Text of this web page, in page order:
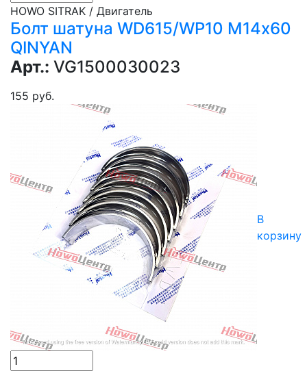
HOWO SITRAK / Двигатель
Болт шатуна WD615/WP10 M14х60
QINYAN
Арт.: VG1500030023
155 руб.
В
корзину